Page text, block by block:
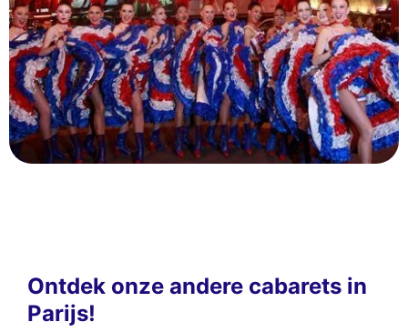
Ontdek onze andere cabarets in
Parijs!